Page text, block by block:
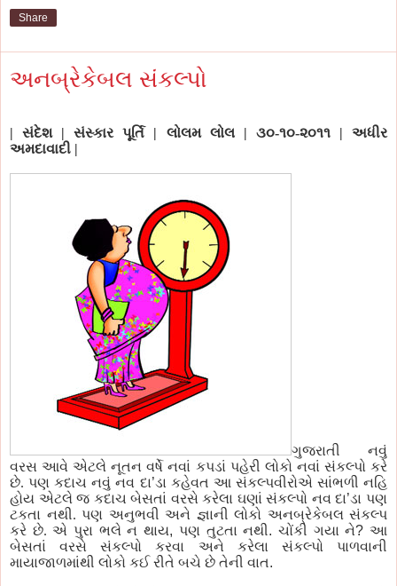
Share
અનબ્રેકેબલ સંકલ્પો
| સંદેશ | સંસ્કાર પૂર્તિ | લોલમ લોલ | ૩૦-૧૦-૨૦૧૧ | અધીર
અમદાવાદી |
ગુજરાતી નવું
વરસ આવે એટલે નૂતન વર્ષે નવાં કપડાં પહેરી લોકો નવાં સંકલ્પો કરે
છે. પણ કદાચ નવું નવ દા’ડા કહેવત આ સંકલ્પવીરોએ સાંભળી નહિ
હોય એટલે જ કદાચબેસતાં વરસે કરેલા ઘણાં સંકલ્પો નવ દા’ડા પણ
ટકતા નથી. પણ અનુભવી અને જ્ઞાની લોકો અનબ્રેકેબલ સંકલ્પ
કરે છે. એપુરા ભલે ન થાય, પણ તુટતા નથી. ચોંકી ગયા ને?આ
બેસતાં વરસે
સંકલ્પો કરવા અને કરેલા સંકલ્પો
પાળવાની
માયાજાળમાંથી લોકો કઈ રીતે બચે છે તેની વાત.